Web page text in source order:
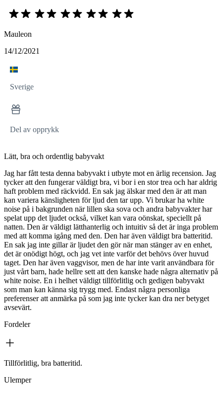
Mauleon
14/12/2021
Sverige
Del av opprykk
Lätt, bra och ordentlig babyvakt
Jag har fått testa denna babyvakt i utbyte mot en ärlig recension. Jag
tycker att den fungerar väldigt bra, vi bor i en stor trea och har aldrig
haft problem med räckvidd. En sak jag älskar med den är att man
kan variera känsligheten för ljud den tar upp. Vi brukar ha white
noise på i bakgrunden när lillen ska sova och andra babyvakter har
spelat upp det ljudet också, vilket kan vara oönskat, speciellt på
natten. Den är väldigt lätthanterlig och intuitiv så det är inga problem
med att komma igång med den. Den har även väldigt bra batteritid.
En sak jag inte gillar är ljudet den gör när man stänger av en enhet,
det är onödigt högt, och jag vet inte varför det behövs över huvud
taget. Den har även vaggvisor, men de har inte varit användbara för
just vårt barn, hade hellre sett att den kanske hade några alternativ på
white noise. En i helhet väldigt tillförlitlig och gedigen babyvakt
som man kan känna sig trygg med. Endast några personliga
preferenser att anmärka på som jag inte tycker kan dra ner betyget
avsevärt.
Fordeler
Tillförlitlig, bra batteritid.
Ulemper